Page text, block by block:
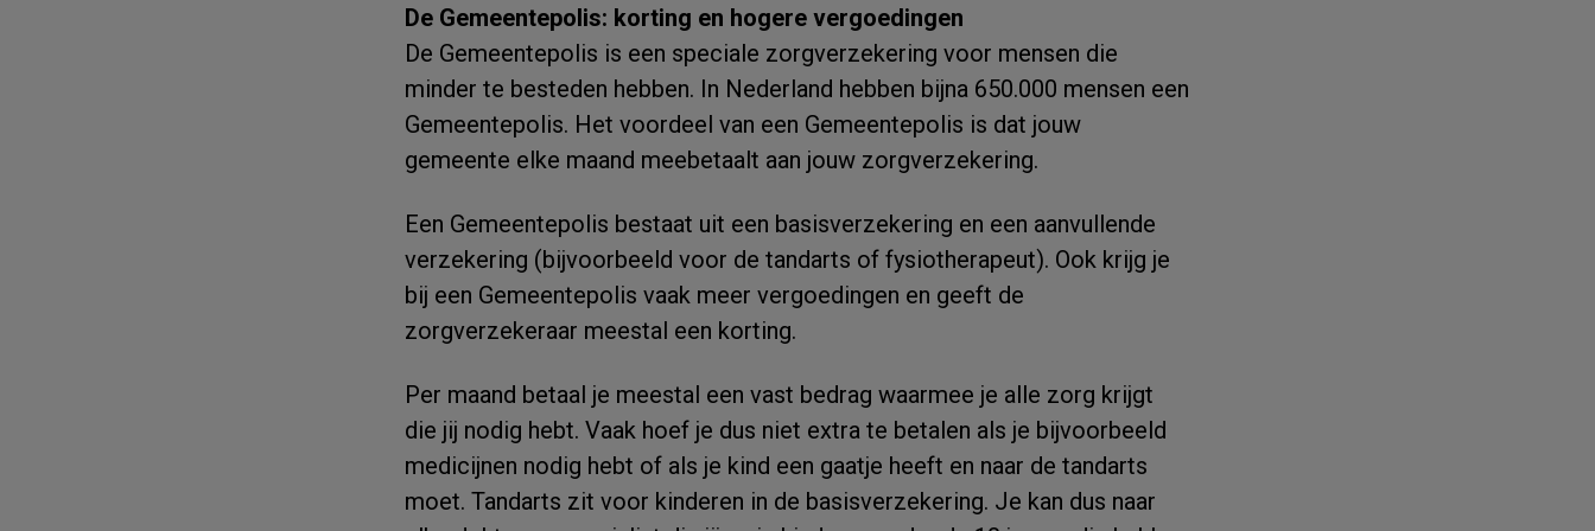
De Gemeentepolis: korting en hogere vergoedingen
De Gemeentepolis is een speciale zorgverzekering voor mensen die
minder te besteden hebben. In Nederland hebben bijna 650.000 mensen een
Gemeentepolis. Het voordeel van een Gemeentepolis is dat jouw
gemeente elke maand meebetaalt aan jouw zorgverzekering.
Een Gemeentepolis bestaat uit een basisverzekering en een aanvullende
verzekering (bijvoorbeeld voor de tandarts of fysiotherapeut). Ook krijg je
bij een Gemeentepolis vaak meer vergoedingen en geeft de
zorgverzekeraar meestal een korting.
Per maand betaal je meestal een vast bedrag waarmee je alle zorg krijgt
die jij nodig hebt. Vaak hoef je dus niet extra te betalen als je bijvoorbeeld
medicijnen nodig hebt of als je kind een gaatje heeft en naar de tandarts
moet. Tandarts zit voor kinderen in de basisverzekering. Je kan dus naar